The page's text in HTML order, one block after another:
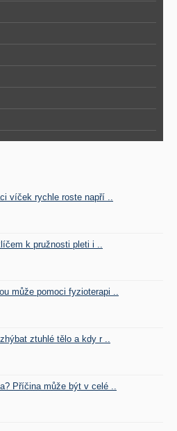
víček rychle roste napří ..
k pružnosti pleti i ..
může pomoci fyzioterapi ..
ztuhlé tělo a kdy r ..
Příčina může být v celé ..